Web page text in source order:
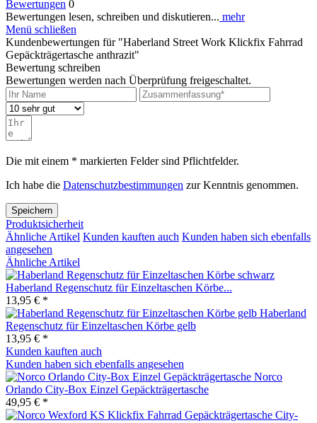
Bewertungen 0
Bewertungen lesen, schreiben und diskutieren... mehr
Menü schließen
Kundenbewertungen für "Haberland Street Work Klickfix Fahrrad
Gepäckträgertasche anthrazit"
Bewertung schreiben
Bewertungen werden nach Überprüfung freigeschaltet.
Die mit einem * markierten Felder sind Pflichtfelder.
Ich habe die Datenschutzbestimmungen zur Kenntnis genommen.
Speichern
Produktsicherheit
Ähnliche Artikel Kunden kauften auch Kunden haben sich ebenfalls
angesehen
Ähnliche Artikel
Haberland Regenschutz für Einzeltaschen Körbe...
13,95 € *
Haberland
Regenschutz für Einzeltaschen Körbe gelb
13,95 € *
Kunden kauften auch
Kunden haben sich ebenfalls angesehen
Norco
Orlando City-Box Einzel Gepäckträgertasche
49,95 € *